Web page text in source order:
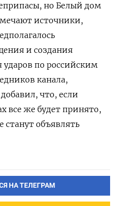
но Белый дом
источники,
и создания
ударов по российским
канала,
что, если
все же будет принято,
станут объявлять
НА ТЕЛЕГРАМ